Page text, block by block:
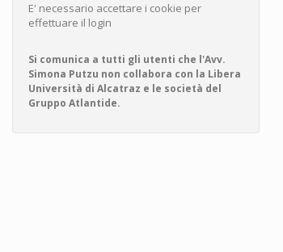
E' necessario accettare i cookie per
effettuare il login
Si comunica a tutti gli utenti che l'Avv.
Simona Putzu non collabora con la Libera
Università di Alcatraz e le società del
Gruppo Atlantide.